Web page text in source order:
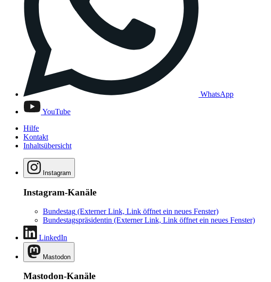
WhatsApp
YouTube
Hilfe
Kontakt
Inhaltsübersicht
Instagram
Instagram-Kanäle
Bundestag (Externer Link, Link öffnet ein neues Fenster)
Bundestagspräsidentin (Externer Link, Link öffnet ein neues Fenster)
LinkedIn
Mastodon
Mastodon-Kanäle